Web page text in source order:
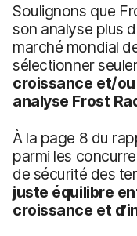
Soulignons que
son analyse plus
marché mondial
sélectionner
croissance et/ou
analyse Frost
À la page 8 du
parmi les
de sécurité des
juste équilibre
croissance et